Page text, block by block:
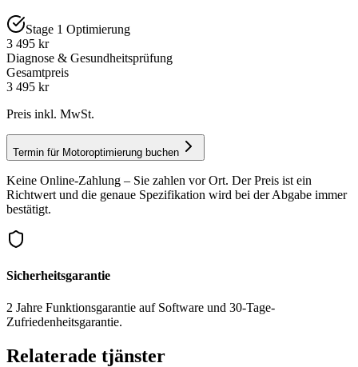
Stage 1 Optimierung
3 495 kr
Diagnose & Gesundheitsprüfung
Gesamtpreis
3 495 kr
Preis inkl. MwSt.
Termin für Motoroptimierung buchen
Keine Online-Zahlung – Sie zahlen vor Ort. Der Preis ist ein
Richtwert und die genaue Spezifikation wird bei der Abgabe immer
bestätigt.
Sicherheitsgarantie
2 Jahre Funktionsgarantie auf Software und 30-Tage-
Zufriedenheitsgarantie.
Relaterade tjänster